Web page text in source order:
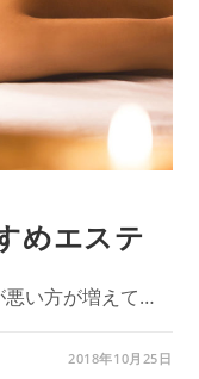
めエステ
悪い方が増えて…
2018年10月25日